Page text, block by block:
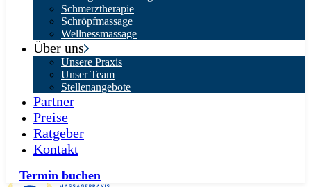
Schmerztherapie
Schröpfmassage
Wellnessmassage
Über uns
Unsere Praxis
Unser Team
Stellenangebote
Partner
Preise
Ratgeber
Kontakt
Termin buchen